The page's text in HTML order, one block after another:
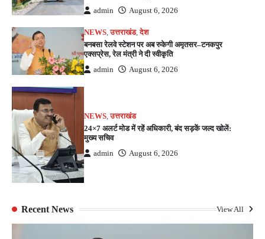
admin August 6, 2026
NEWS ,उत्तराखंड,देश
बनबसा रेलवे स्टेशन पर अब रुकेगी अमृतसर–टनकपुर
एक्सप्रेस, रेल मंत्री ने दी स्वीकृति
admin August 6, 2026
NEWS,उत्तराखंड
24×7 अलर्ट मोड में रहें अधिकारी, बंद सड़कें जल्द खोलें:
मुख्य सचिव
admin August 6, 2026
Recent News View All